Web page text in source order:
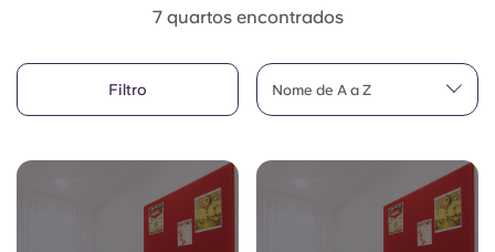
English (GB)
Chinese
Selecione um país
Selecione uma residência
Reservar agora
7 quartos encontrados
Filtro Nome de A a Z